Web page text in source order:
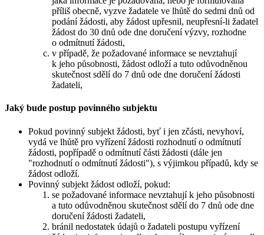
příliš obecně, vyzve žadatele ve lhůtě do sedmi dnů od
podání žádosti, aby žádost upřesnil, neupřesní-li žadatel
žádost do 30 dnů ode dne doručení výzvy, rozhodne
o odmítnutí žádosti,
v případě, že požadované informace se nevztahují
k jeho působnosti, žádost odloží a tuto odůvodněnou
skutečnost sdělí do 7 dnů ode dne doručení žádosti
žadateli,
Jaký bude postup povinného subjektu
Pokud povinný subjekt žádosti, byť i jen zčásti, nevyhoví,
vydá ve lhůtě pro vyřízení žádosti rozhodnutí o odmítnutí
žádosti, popřípadě o odmítnutí části žádosti (dále jen
"rozhodnutí o odmítnutí žádosti"), s výjimkou případů, kdy se
žádost odloží.
Povinný subjekt žádost odloží, pokud:
se požadované informace nevztahují k jeho působnosti
a tuto odůvodněnou skutečnost sdělí do 7 dnů ode dne
doručení žádosti žadateli,
bránil nedostatek údajů o žadateli postupu vyřízení